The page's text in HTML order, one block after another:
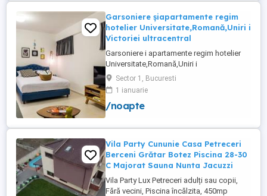
Garsoniere șiapartamente regim
hotelier Universitate,Romană,Uniri i
Victoriei ultracentral
Garsoniere i apartamente regim hotelier
Universitate,Romană,Uniri i
Victoriei,renovate recent i utilate complet.
Preț: De la 120-200 lei pentru 3 ore Preț
garsoniere 120-200 lei pentru noapte Preț
apartamente 200-300 lei pentru noapte
Sector 1, Bucuresti
1 ianuarie
/noapte
Vila Party Cununie Casa Petreceri
Berceni Grătar Botez Piscina 28-30
C Majorat Sauna Nunta Jacuzzi
Vila Party Lux Petreceri adulți sau copii,
Fără vecini, Piscina încălzita, 450mp